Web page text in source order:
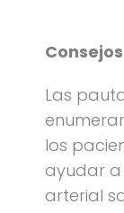
Consejos
Las
los
ayudar a
arterial